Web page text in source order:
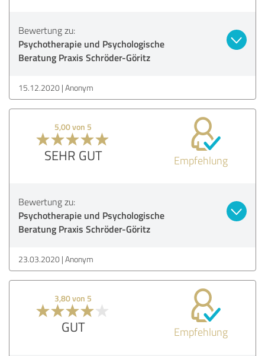
Bewertung zu:
Psychotherapie und Psychologische
Beratung Praxis Schröder-Göritz
15.12.2020 Anonym
5,00 von 5
SEHR GUT Empfehlung
Bewertung zu:
Psychotherapie und Psychologische
Beratung Praxis Schröder-Göritz
23.03.2020 Anonym
3,80 von 5
GUT Empfehlung